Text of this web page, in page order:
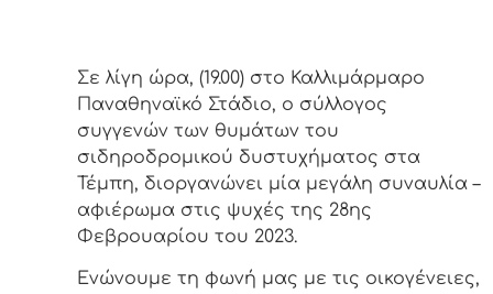
Σε λίγη ώρα, (19.00) στο Καλλιμάρμαρο
Παναθηναϊκό Στάδιο, ο σύλλογος
συγγενών των θυμάτων του
σιδηροδρομικού δυστυχήματος στα
Τέμπη, διοργανώνει μία μεγάλη συναυλία –
αφιέρωμα στις ψυχές της 28ης
Φεβρουαρίου του 2023.
Ενώνουμε τη φωνή μας με τις οικογένειες,